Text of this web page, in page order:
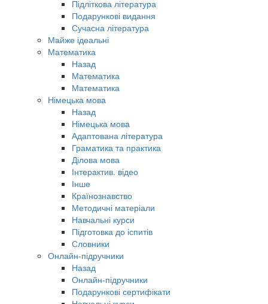
Підліткова література
Подарункові видання
Сучасна література
Майже ідеальні
Математика
Назад
Математика
Математика
Німецька мова
Назад
Німецька мова
Адаптована література
Граматика та практика
Ділова мова
Інтерактив. відео
Інше
Країнознавство
Методичні матеріали
Навчальні курси
Підготовка до іспитів
Словники
Онлайн-підручники
Назад
Онлайн-підручники
Подарункові сертифікати